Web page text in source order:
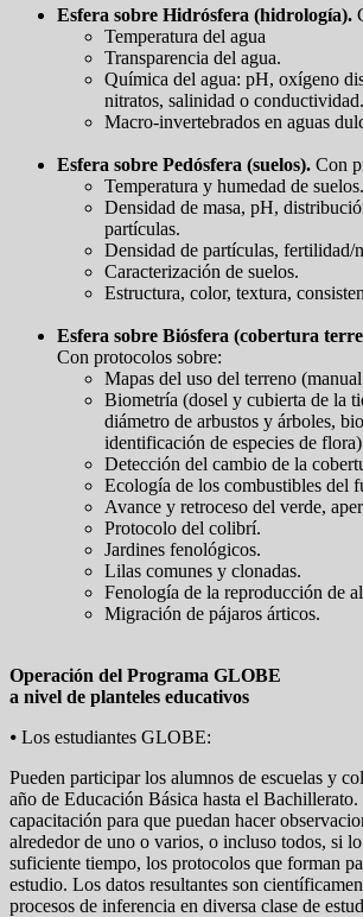
Esfera sobre Hidrósfera (hidrología).
Temperatura del agua
Transparencia del agua.
Química del agua: pH, oxígeno
nitratos, salinidad o conductividad.
Macro-invertebrados en aguas
Esfera sobre Pedósfera (suelos). Con
Temperatura y humedad de suelos.
Densidad de masa, pH,
partículas.
Densidad de partículas, fertilidad/
Caracterización de suelos.
Estructura, color, textura,
Esfera sobre Biósfera (cobertura
Con protocolos sobre:
Mapas del uso del terreno
Biometría (dosel y cubierta de la
diámetro de arbustos y árboles,
identificación de especies de
Detección del cambio de la
Ecología de los combustibles del
Avance y retroceso del verde,
Protocolo del colibrí.
Jardines fenológicos.
Lilas comunes y clonadas.
Fenología de la reproducción de
Migración de pájaros árticos.
Operación del Programa GLOBE
a nivel de planteles educativos
⦁ Los estudiantes GLOBE:
Pueden participar los alumnos de escuelas y
año de Educación Básica hasta el Bachillerato.
capacitación para que puedan hacer
alrededor de uno o varios, o incluso todos, si
suficiente tiempo, los protocolos que forman
estudio. Los datos resultantes son
procesos de inferencia en diversa clase de